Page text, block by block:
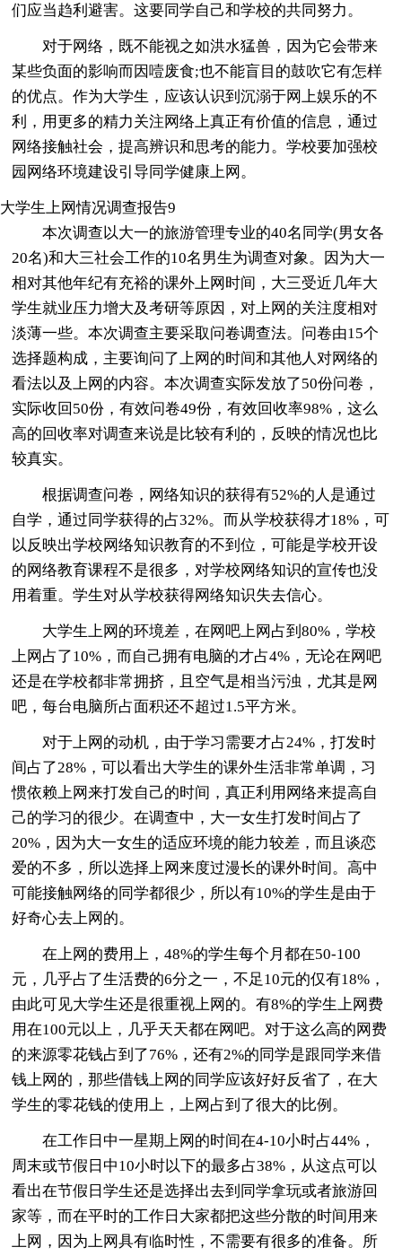
们应当趋利避害。这要同学自己和学校的共同努力。
对于网络，既不能视之如洪水猛兽，因为它会带来
某些负面的影响而因噎废食;也不能盲目的鼓吹它有怎样
的优点。作为大学生，应该认识到沉溺于网上娱乐的不
利，用更多的精力关注网络上真正有价值的信息，通过
网络接触社会，提高辨识和思考的能力。学校要加强校
园网络环境建设引导同学健康上网。
大学生上网情况调查报告9
本次调查以大一的旅游管理专业的40名同学(男女各
20名)和大三社会工作的10名男生为调查对象。因为大一
相对其他年纪有充裕的课外上网时间，大三受近几年大
学生就业压力增大及考研等原因，对上网的关注度相对
淡薄一些。本次调查主要采取问卷调查法。问卷由15个
选择题构成，主要询问了上网的时间和其他人对网络的
看法以及上网的内容。本次调查实际发放了50份问卷，
实际收回50份，有效问卷49份，有效回收率98%，这么
高的回收率对调查来说是比较有利的，反映的情况也比
较真实。
根据调查问卷，网络知识的获得有52%的人是通过
自学，通过同学获得的占32%。而从学校获得才18%，可
以反映出学校网络知识教育的不到位，可能是学校开设
的网络教育课程不是很多，对学校网络知识的宣传也没
用着重。学生对从学校获得网络知识失去信心。
大学生上网的环境差，在网吧上网占到80%，学校
上网占了10%，而自己拥有电脑的才占4%，无论在网吧
还是在学校都非常拥挤，且空气是相当污浊，尤其是网
吧，每台电脑所占面积还不超过1.5平方米。
对于上网的动机，由于学习需要才占24%，打发时
间占了28%，可以看出大学生的课外生活非常单调，习
惯依赖上网来打发自己的时间，真正利用网络来提高自
己的学习的很少。在调查中，大一女生打发时间占了
20%，因为大一女生的适应环境的能力较差，而且谈恋
爱的不多，所以选择上网来度过漫长的课外时间。高中
可能接触网络的同学都很少，所以有10%的学生是由于
好奇心去上网的。
在上网的费用上，48%的学生每个月都在50-100
元，几乎占了生活费的6分之一，不足10元的仅有18%，
由此可见大学生还是很重视上网的。有8%的学生上网费
用在100元以上，几乎天天都在网吧。对于这么高的网费
的来源零花钱占到了76%，还有2%的同学是跟同学来借
钱上网的，那些借钱上网的同学应该好好反省了，在大
学生的零花钱的使用上，上网占到了很大的比例。
在工作日中一星期上网的时间在4-10小时占44%，
周末或节假日中10小时以下的最多占38%，从这点可以
看出在节假日学生还是选择出去到同学拿玩或者旅游回
家等，而在平时的工作日大家都把这些分散的时间用来
上网，因为上网具有临时性，不需要有很多的准备。所